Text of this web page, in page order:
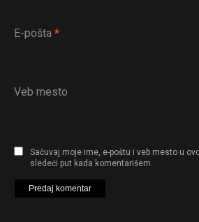
E-pošta *
Veb mesto
Sačuvaj moje ime, e-poštu i veb mesto u
sledeći put kada komentarišem.